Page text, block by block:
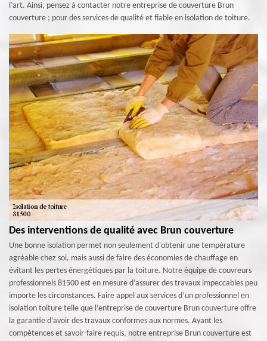
l’art. Ainsi, pensez à contacter notre entreprise de couverture Brun
couverture ; pour des services de qualité et fiable en isolation de toiture.
Des interventions de qualité avec Brun couverture
Une bonne isolation permet non seulement d'obtenir une température
agréable chez soi, mais aussi de faire des économies de chauffage en
évitant les pertes énergétiques par la toiture. Notre équipe de couvreurs
professionnels 81500 est en mesure d’assurer des travaux impeccables peu
importe les circonstances. Faire appel aux services d’un professionnel en
isolation toiture telle que l’entreprise de couverture Brun couverture offre
la garantie d’avoir des travaux conformes aux normes. Ayant les
compétences et savoir-faire requis, notre entreprise Brun couverture est